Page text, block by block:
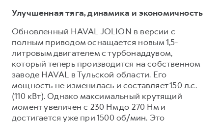
Улучшенная тяга, динамика и экономичность
Обновленный HAVAL JOLION в версии с
полным приводом оснащается новым 1,5-
литровым двигателем с турбонаддувом,
который теперь производится на собственном
заводе HAVAL в Тульской области. Его
мощность не изменилась и составляет 150 л.с.
(110 кВт). Однако максимальный крутящий
момент увеличен с 230 Нм до 270 Нм и
достигается уже при 1500 об/мин. Это